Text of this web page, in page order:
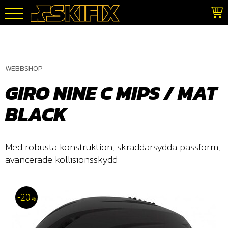
Meny
WEBBSHOP
GIRO NINE C MIPS / MAT
BLACK
Med robusta konstruktion, skräddarsydda passform,
avancerade kollisionsskydd
20 %